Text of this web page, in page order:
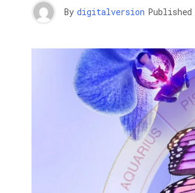
By digitalversion Published